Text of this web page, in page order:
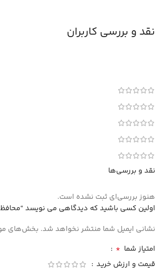
نقد و بررسی کاربران
نقد و بررسی‌ها
هنوز بررسی‌ای ثبت نشده است.
اولین کسی باشید که دیدگاهی می نویسد “محافظ برق 220 ولت دیواری اعتماد مخصوص سیستم های
نشانی ایمیل شما منتشر نخواهد شد. بخش‌های
امتیاز شما *
قیمت و ارزش خرید